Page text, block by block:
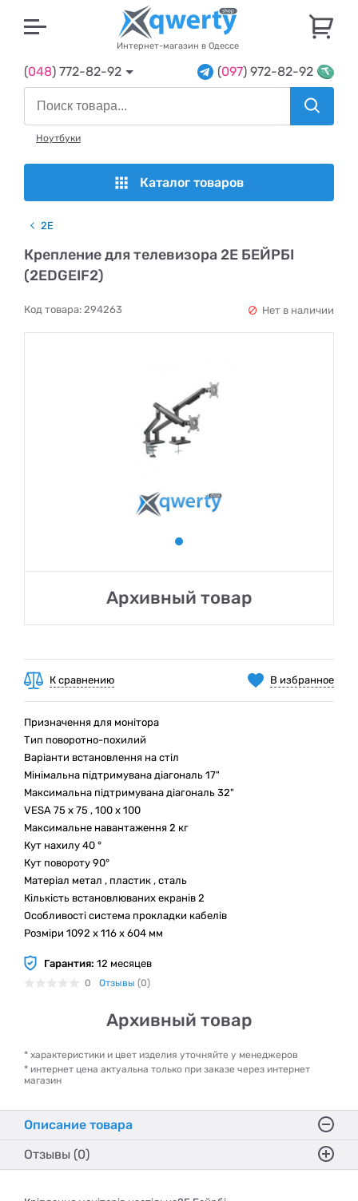
Интернет-магазин в Одессе
(048) 772-82-92 (097) 972-82-92
Ноутбуки
Каталог товаров
2E
Крепление для телевизора 2E БЕЙРБІ
(2EDGEIF2)
Код товара: 294263 Нет в наличии
Архивный товар
В избранное
К сравнению
Призначення для монітора
Тип поворотно-похилий
Варіанти встановлення на стіл
Мінімальна підтримувана діагональ 17"
Максимальна підтримувана діагональ 32"
VESA 75 x 75 , 100 x 100
Максимальне навантаження 2 кг
Кут нахилу 40 °
Кут повороту 90°
Матеріал метал , пластик , cталь
Кількість встановлюваних екранів 2
Особливості система прокладки кабелів
Розміри 1092 x 116 x 604 мм
Гарантия: 12 месяцев
0 Отзывы (0)
Архивный товар
* характеристики и цвет изделия уточняйте у менеджеров
* интернет цена актуальна только при заказе через интернет
магазин
Описание товара
Отзывы (0)